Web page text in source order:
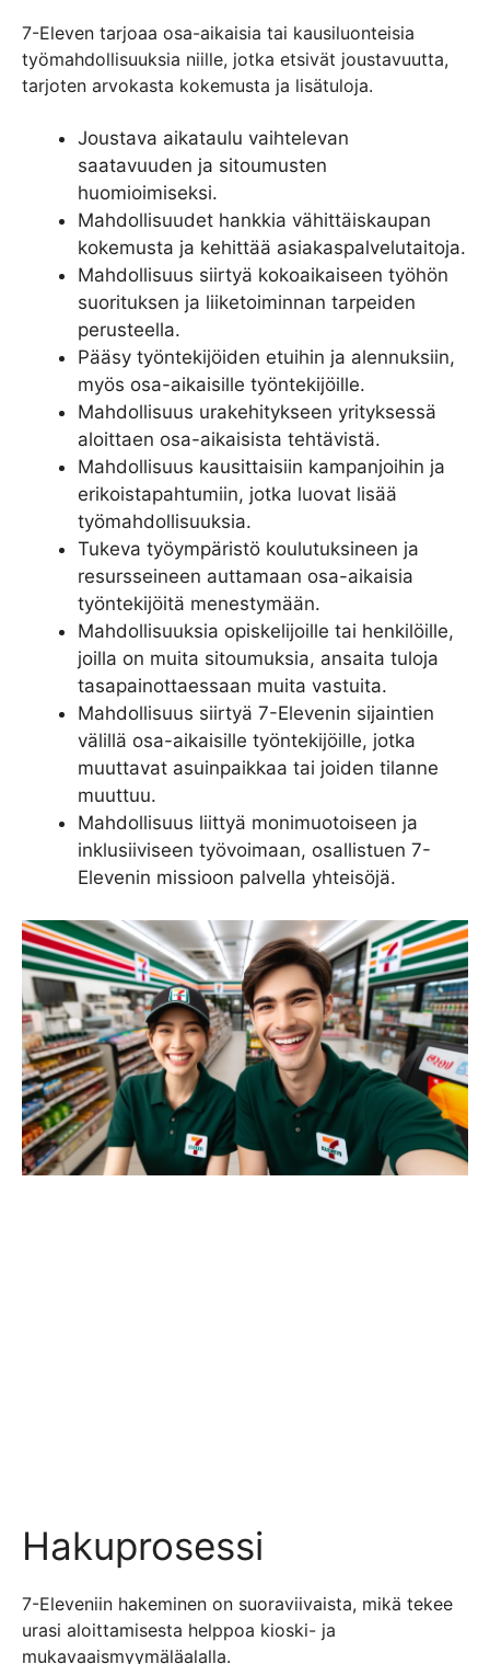
7-Eleven tarjoaa osa-aikaisia tai kausiluonteisia
työmahdollisuuksia niille, jotka etsivät joustavuutta,
tarjoten arvokasta kokemusta ja lisätuloja.
Joustava aikataulu vaihtelevan
saatavuuden ja sitoumusten
huomioimiseksi.
Mahdollisuudet hankkia vähittäiskaupan
kokemusta ja kehittää asiakaspalvelutaitoja.
Mahdollisuus siirtyä kokoaikaiseen työhön
suorituksen ja liiketoiminnan tarpeiden
perusteella.
Pääsy työntekijöiden etuihin ja alennuksiin,
myös osa-aikaisille työntekijöille.
Mahdollisuus urakehitykseen yrityksessä
aloittaen osa-aikaisista tehtävistä.
Mahdollisuus kausittaisiin kampanjoihin ja
erikoistapahtumiin, jotka luovat lisää
työmahdollisuuksia.
Tukeva työympäristö koulutuksineen ja
resursseineen auttamaan osa-aikaisia
työntekijöitä menestymään.
Mahdollisuuksia opiskelijoille tai henkilöille,
joilla on muita sitoumuksia, ansaita tuloja
tasapainottaessaan muita vastuita.
Mahdollisuus siirtyä 7-Elevenin sijaintien
välillä osa-aikaisille työntekijöille, jotka
muuttavat asuinpaikkaa tai joiden tilanne
muuttuu.
Mahdollisuus liittyä monimuotoiseen ja
inklusiiviseen työvoimaan, osallistuen 7-
Elevenin missioon palvella yhteisöjä.
Hakuprosessi
7-Eleveniin hakeminen on suoraviivaista, mikä tekee
urasi aloittamisesta helppoa kioski- ja
mukavaaismyymäläalalla.